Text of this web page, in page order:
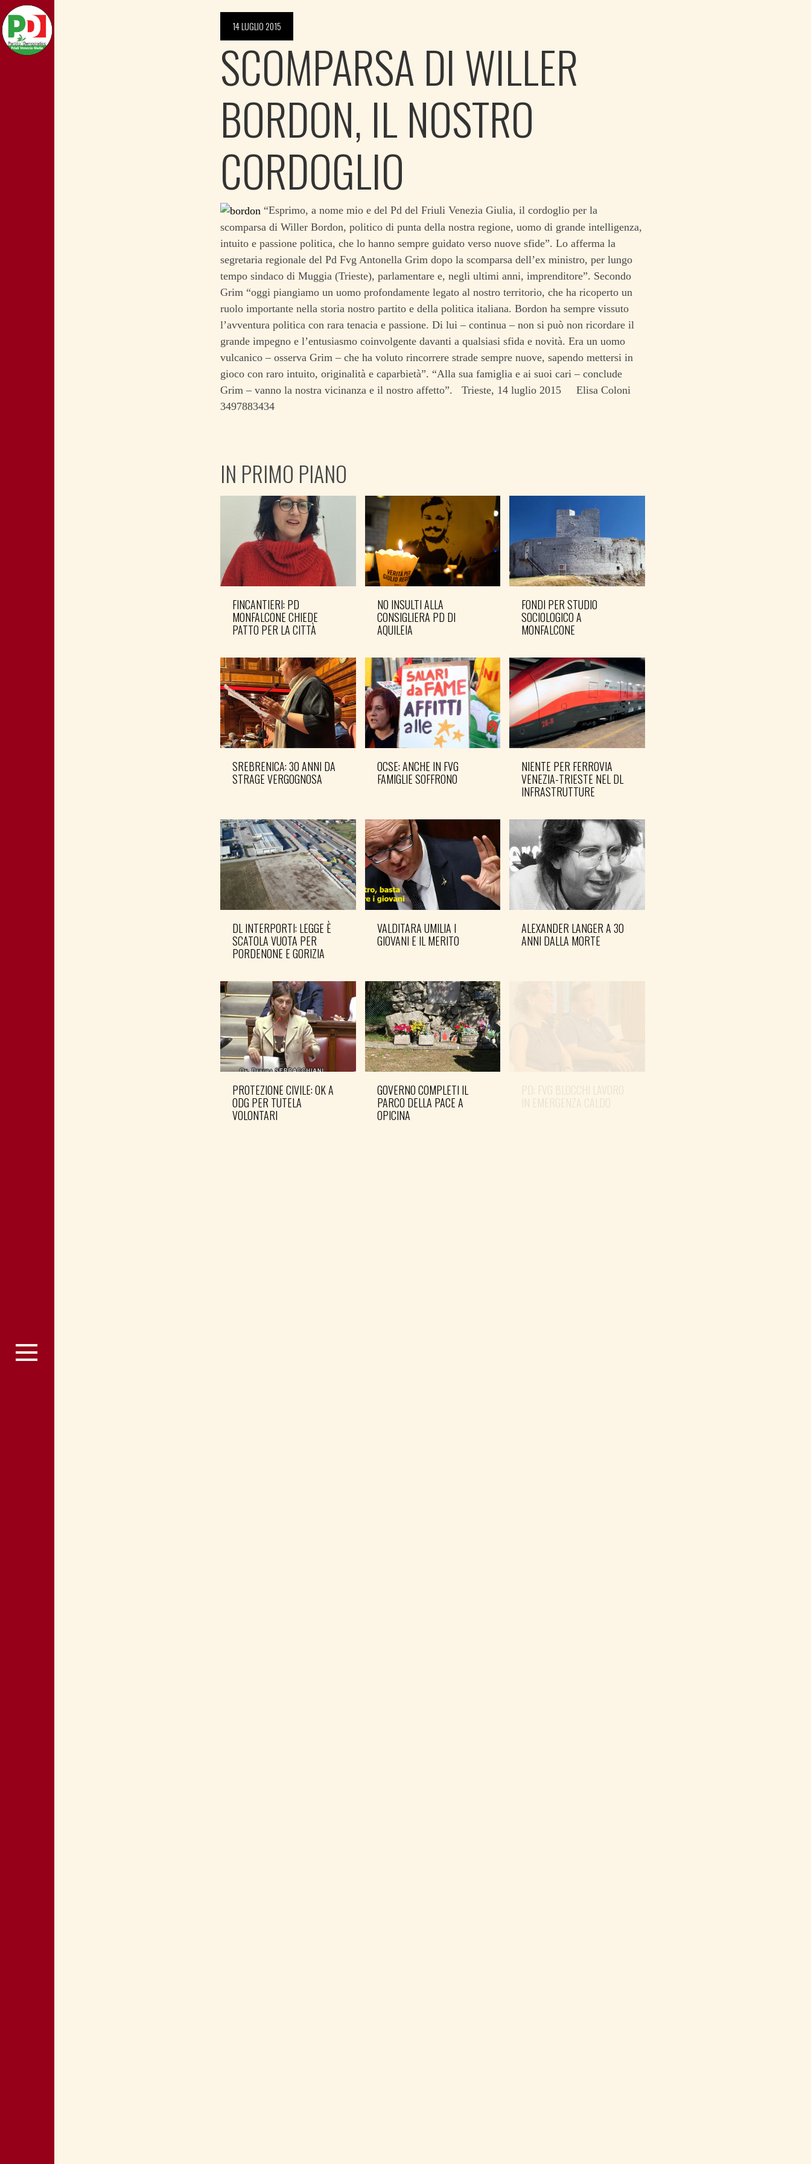
14 LUGLIO 2015
SCOMPARSA DI WILLER
BORDON, IL NOSTRO
CORDOGLIO
“Esprimo, a nome mio e del Pd del Friuli Venezia Giulia, il cordoglio per la
scomparsa di Willer Bordon, politico di punta della nostra regione, uomo di grande intelligenza,
intuito e passione politica, che lo hanno sempre guidato verso nuove sfide”. Lo afferma la
segretaria regionale del Pd Fvg Antonella Grim dopo la scomparsa dell’ex ministro, per lungo
tempo sindaco di Muggia (Trieste), parlamentare e, negli ultimi anni, imprenditore”. Secondo
Grim “oggi piangiamo un uomo profondamente legato al nostro territorio, che ha ricoperto un
ruolo importante nella storia nostro partito e della politica italiana. Bordon ha sempre vissuto
l’avventura politica con rara tenacia e passione. Di lui – continua – non si può non ricordare il
grande impegno e l’entusiasmo coinvolgente davanti a qualsiasi sfida e novità. Era un uomo
vulcanico – osserva Grim – che ha voluto rincorrere strade sempre nuove, sapendo mettersi in
gioco con raro intuito, originalità e caparbietà”. “Alla sua famiglia e ai suoi cari – conclude
Grim – vanno la nostra vicinanza e il nostro affetto”. Trieste, 14 luglio 2015 Elisa Coloni
3497883434
IN PRIMO PIANO
FINCANTIERI: PD
MONFALCONE CHIEDE
PATTO PER LA CITTÀ
NO INSULTI ALLA
CONSIGLIERA PD DI
AQUILEIA
FONDI PER STUDIO
SOCIOLOGICO A
MONFALCONE
SREBRENICA: 30 ANNI DA
STRAGE VERGOGNOSA
OCSE: ANCHE IN FVG
FAMIGLIE SOFFRONO
NIENTE PER FERROVIA
VENEZIA-TRIESTE NEL DL
INFRASTRUTTURE
DL INTERPORTI: LEGGE È
SCATOLA VUOTA PER
PORDENONE E GORIZIA
VALDITARA UMILIA I
GIOVANI E IL MERITO
ALEXANDER LANGER A 30
ANNI DALLA MORTE
PROTEZIONE CIVILE: OK A
ODG PER TUTELA
VOLONTARI
GOVERNO COMPLETI IL
PARCO DELLA PACE A
OPICINA